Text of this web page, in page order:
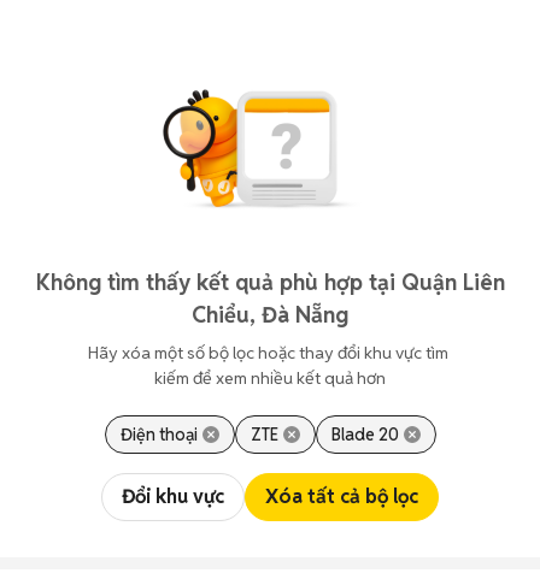
Không tìm thấy kết quả phù hợp tại Quận Liên
Chiểu, Đà Nẵng
Hãy xóa một số bộ lọc hoặc thay đổi khu vực tìm
kiếm để xem nhiều kết quả hơn
Điện thoại ZTE Blade 20
Đổi khu vực Xóa tất cả bộ lọc